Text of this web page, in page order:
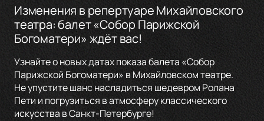
Изменения в репертуаре Михайловского
театра: балет «Собор Парижской
Богоматери» ждёт вас!
Узнайте о новых датах показа балета «Собор
Парижской Богоматери» в Михайловском театре.
Не упустите шанс насладиться шедевром Ролана
Пети и погрузиться в атмосферу классического
искусства в Санкт-Петербурге!